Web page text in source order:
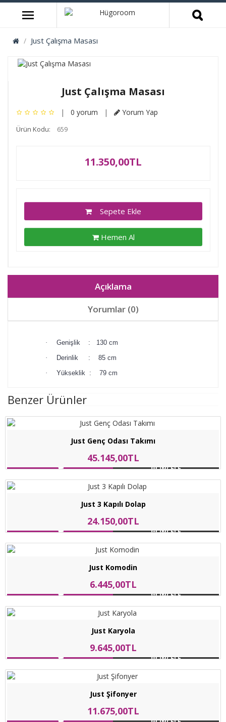
Just Çalışma Masası
Just Çalışma Masası
| 0 yorum | Yorum Yap
Ürün Kodu: 659
11.350,00TL
Sepete Ekle
Hemen Al
Açıklama
Yorumlar (0)
·
Genişlik : 130 cm
·
Derinlik : 85 cm
·
Yükseklik : 79 cm
Benzer Ürünler
INCELE
Just Genç Odası Takımı
45.145,00TL
INCELE
Just 3 Kapılı Dolap
24.150,00TL
INCELE
Just Komodin
6.445,00TL
INCELE
Just Karyola
9.645,00TL
Just Şifonyer
11.675,00TL